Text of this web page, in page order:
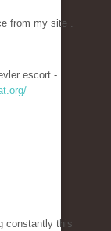
from my site .
escort -
constantly this